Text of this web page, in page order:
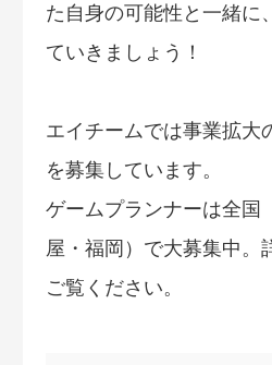
た自身の可能性と一緒に
ていきましょう！
エイチームでは事業拡大
を募集しています。
ゲームプランナーは全国
屋・福岡）で大募集中。
ご覧ください。